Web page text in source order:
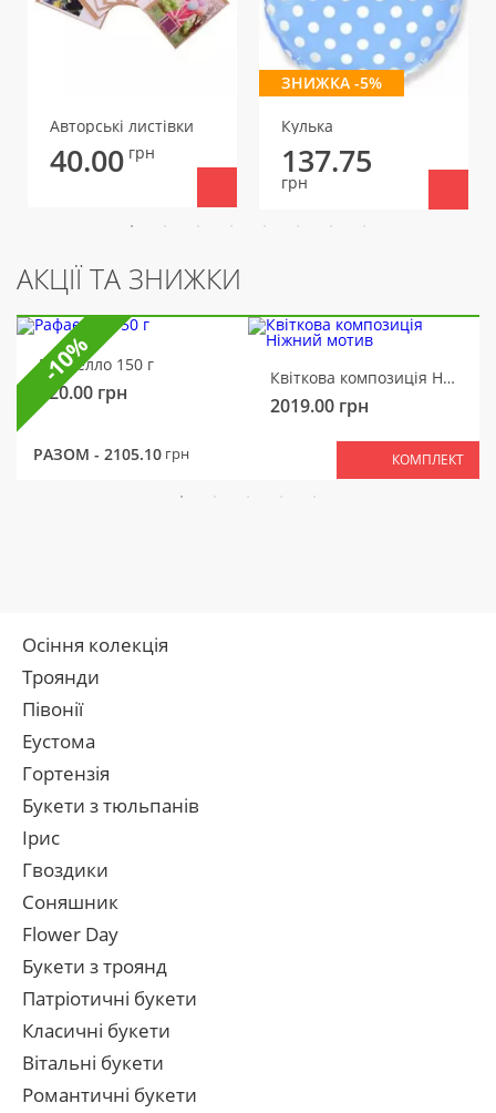
Авторські листівки
40.00 грн
ЗНИЖКА -5%
Кулька
137.75
грн
АКЦІЇ ТА ЗНИЖКИ
Рафаелло 150 г
320.00 грн
Квіткова композиція Ніжний мотив
2019.00 грн
РАЗОМ - 2105.10 грн КОМПЛЕКТ
-10%
Осіння колекція
Троянди
Півонії
Еустома
Гортензія
Букети з тюльпанів
Ірис
Гвоздики
Соняшник
Flower Day
Букети з троянд
Патріотичні букети
Класичні букети
Вітальні букети
Романтичні букети